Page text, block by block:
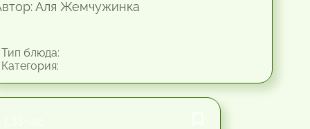
Аля Жемчужинка
блюда: